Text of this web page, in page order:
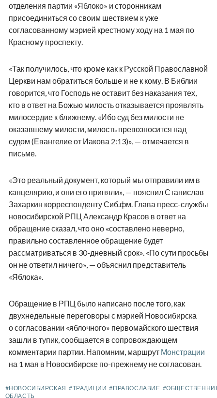
отделения партии «Яблоко» и сторонникам
присоединиться со своим шествием к уже
согласованному мэрией крестному ходу на 1 мая по
Красному проспекту.
«Так получилось, что кроме как к Русской Православной
Церкви нам обратиться больше и не к кому. В Библии
говорится, что Господь не оставит без наказания тех,
кто в ответ на Божью милость отказывается проявлять
милосердие к ближнему. «Ибо суд без милости не
оказавшему милости, милость превозносится над
судом (Евангелие от Иакова 2:13)», — отмечается в
письме.
«Это реальный документ, который мы отправили им в
канцелярию, и они его приняли», — пояснил Станислав
Захаркин корреспонденту Сиб.фм. Глава пресс-службы
новосибирской РПЦ Александр Красов в ответ на
обращение сказал, что оно «составлено неверно,
правильно составленное обращение будет
рассматриваться в 30-дневный срок». «По сути просьбы
он не ответил ничего», — объяснил представитель
«Яблока».
Обращение в РПЦ было написано после того, как
двухнедельные переговоры с мэрией Новосибирска
о согласовании «яблочного» первомайского шествия
зашли в тупик, сообщается в сопровождающем
комментарии партии. Напомним, маршрут Монстрации
на 1 мая в Новосибирске по-прежнему не согласован.
#НОВОСИБИРСКАЯ
ОБЛАСТЬ
#ТРАДИЦИИ #ПРАВОСЛАВИЕ